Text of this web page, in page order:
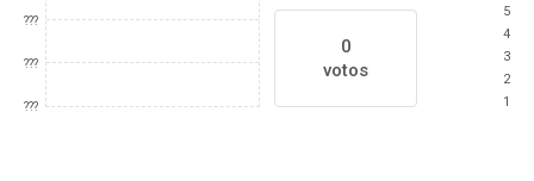
???
???
???
0
votos
5
4
3
2
1